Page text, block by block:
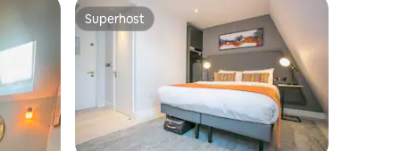
Superhost
Superhost